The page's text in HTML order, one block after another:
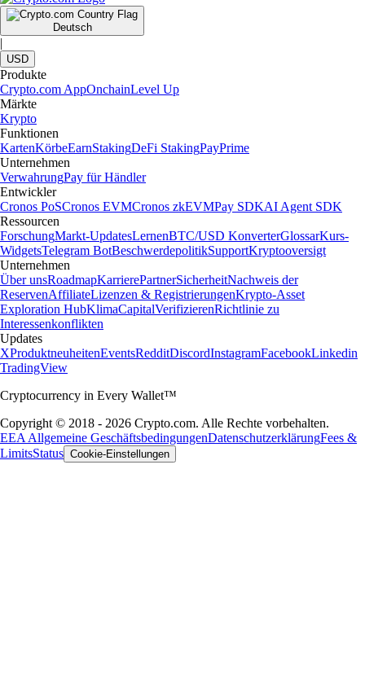
Deutsch
|
USD
Produkte
Crypto.com AppOnchainLevel Up
Märkte
Krypto
Funktionen
KartenKörbeEarnStakingDeFi StakingPayPrime
Unternehmen
VerwahrungPay für Händler
Entwickler
Cronos PoSCronos EVMCronos zkEVMPay SDKAI Agent SDK
Ressourcen
ForschungMarkt-UpdatesLernenBTC/USD KonverterGlossarKurs-
WidgetsTelegram BotBeschwerdepolitikSupportKryptooversigt
Unternehmen
Über unsRoadmapKarrierePartnerSicherheitNachweis der
ReservenAffiliateLizenzen & RegistrierungenKrypto-Asset
Exploration HubKlimaCapitalVerifizierenRichtlinie zu
Interessenkonflikten
Updates
XProduktneuheitenEventsRedditDiscordInstagramFacebookLinkedin
TradingView
Cryptocurrency in Every Wallet™
Copyright © 2018 - 2026 Crypto.com. Alle Rechte vorbehalten.
EEA Allgemeine GeschäftsbedingungenDatenschutzerklärungFees &
LimitsStatus Cookie-Einstellungen